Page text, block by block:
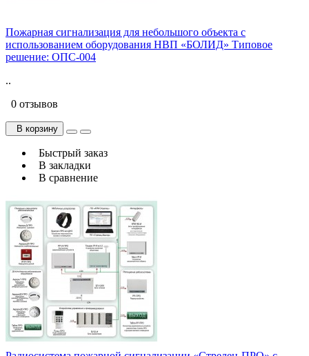
Пожарная сигнализация для небольшого объекта с
использованием оборудования НВП «БОЛИД» Типовое
решение: ОПС-004
..
0 отзывов
В корзину
Быстрый заказ
В закладки
В сравнение